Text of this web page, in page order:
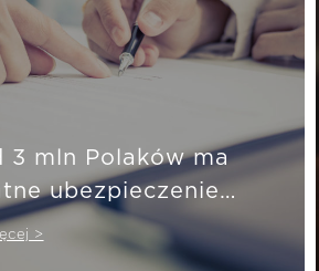
3 mln Polaków ma
ubezpieczenie
>